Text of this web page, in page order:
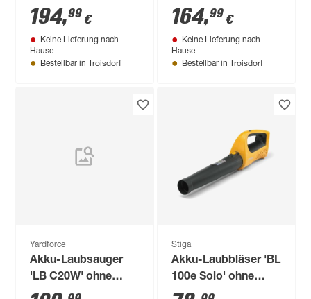
ONE+' 18 V mit Akku
und Ladegerät
194,99 €
Keine Lieferung nach
Hause
Bestellbar in Troisdorf
164,99 €
Keine Lieferung nach
Hause
Bestellbar in Troisdorf
Yardforce
Akku-Laubsauger
'LB C20W' ohne
Akku
Stiga
Akku-Laubbläser 'BL
100e Solo' ohne
Akku und Ladegerät